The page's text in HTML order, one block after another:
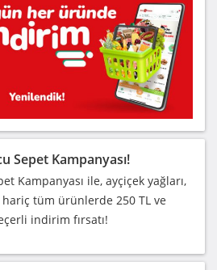
Sepet Kampanyası!
Kampanyası ile, ayçiçek yağları,
tüm ürünlerde 250 TL ve
indirim fırsatı!